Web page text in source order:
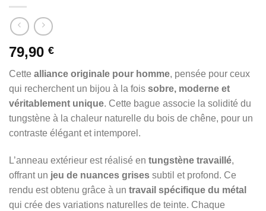
79,90 €
Cette alliance originale pour homme, pensée pour ceux
qui recherchent un bijou à la fois sobre, moderne et
véritablement unique. Cette bague associe la solidité du
tungstène à la chaleur naturelle du bois de chêne, pour un
contraste élégant et intemporel.
L’anneau extérieur est réalisé en tungstène travaillé,
offrant un jeu de nuances grises subtil et profond. Ce
rendu est obtenu grâce à un travail spécifique du métal
qui crée des variations naturelles de teinte. Chaque